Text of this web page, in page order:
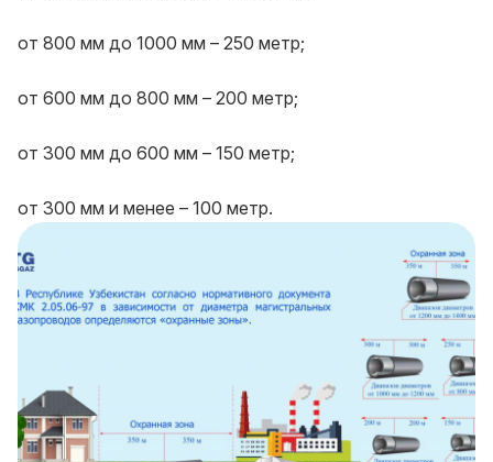
от 800 мм до 1000 мм – 250 метр;
от 600 мм до 800 мм – 200 метр;
от 300 мм до 600 мм – 150 метр;
от 300 мм и менее – 100 метр.